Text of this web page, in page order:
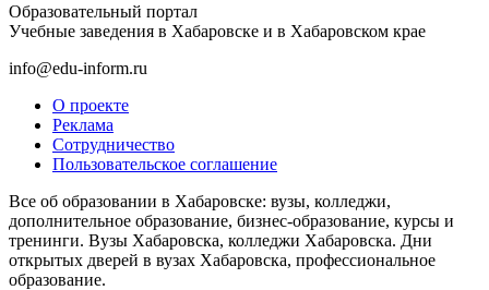
Образовательный портал
Учебные заведения в Хабаровске и в Хабаровском крае
info@edu-inform.ru
О проекте
Реклама
Сотрудничество
Пользовательское соглашение
Все об образовании в Хабаровске: вузы, колледжи,
дополнительное образование, бизнес-образование, курсы и
тренинги. Вузы Хабаровска, колледжи Хабаровска. Дни
открытых дверей в вузах Хабаровска, профессиональное
образование.